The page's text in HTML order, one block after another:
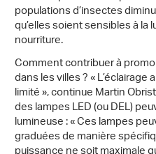
populations d’insectes
qu’elles soient sensibles à
nourriture.
Comment contribuer à
dans les villes ? «
limité », continue Martin
des lampes LED (ou DEL)
lumineuse : « Ces lampes
graduées de manière